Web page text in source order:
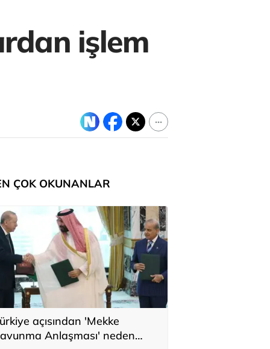
işlem
ÇOK OKUNANLAR
açısından 'Mekke
Anlaşması' neden